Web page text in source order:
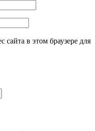
сайта в этом браузере для